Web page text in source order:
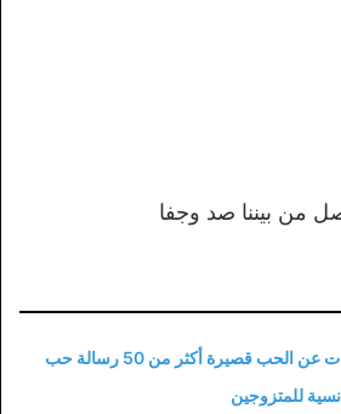
من بيننا صد وجفا
عبارات عن الحب قصيرة أكثر من 50 رسالة حب
للمتزوجين